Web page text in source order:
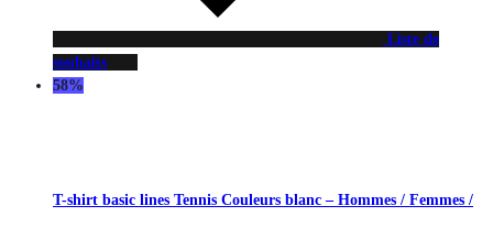
Liste de
souhaits
58%
T-shirt basic lines Tennis Couleurs blanc – Hommes / Femmes /